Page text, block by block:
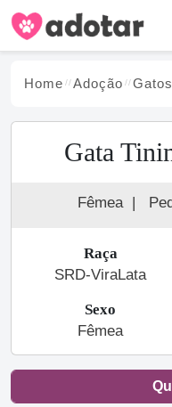
Home Adoção Gatos
Gata
Fêmea |
Raça
SRD-ViraLata
Sexo
Fêmea